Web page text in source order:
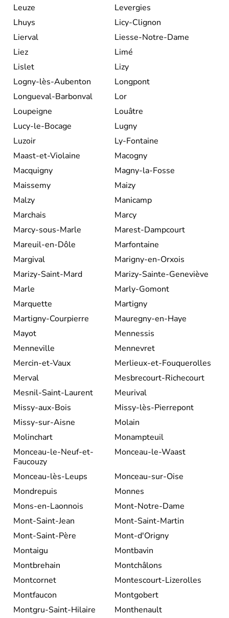
Leuze
Levergies
Lhuys
Licy-Clignon
Lierval
Liesse-Notre-Dame
Liez
Limé
Lislet
Lizy
Logny-lès-Aubenton
Longpont
Longueval-Barbonval
Lor
Loupeigne
Louâtre
Lucy-le-Bocage
Lugny
Luzoir
Ly-Fontaine
Maast-et-Violaine
Macogny
Macquigny
Magny-la-Fosse
Maissemy
Maizy
Malzy
Manicamp
Marchais
Marcy
Marcy-sous-Marle
Marest-Dampcourt
Mareuil-en-Dôle
Marfontaine
Margival
Marigny-en-Orxois
Marizy-Saint-Mard
Marizy-Sainte-Geneviève
Marle
Marly-Gomont
Marquette
Martigny
Martigny-Courpierre
Mauregny-en-Haye
Mayot
Mennessis
Menneville
Mennevret
Mercin-et-Vaux
Merlieux-et-Fouquerolles
Merval
Mesbrecourt-Richecourt
Mesnil-Saint-Laurent
Meurival
Missy-aux-Bois
Missy-lès-Pierrepont
Missy-sur-Aisne
Molain
Molinchart
Monampteuil
Monceau-le-Neuf-et-
Faucouzy
Monceau-le-Waast
Monceau-lès-Leups
Monceau-sur-Oise
Mondrepuis
Monnes
Mons-en-Laonnois
Mont-Notre-Dame
Mont-Saint-Jean
Mont-Saint-Martin
Mont-Saint-Père
Mont-d'Origny
Montaigu
Montbavin
Montbrehain
Montchâlons
Montcornet
Montescourt-Lizerolles
Montfaucon
Montgobert
Montgru-Saint-Hilaire
Monthenault